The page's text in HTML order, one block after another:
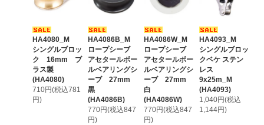
HA4080_M
シングルブロッ
ク 16mm ブ
ラス製
(HA4080)
710円(税込781
円)
HA4086B_M
ロープシーブ
アセタールボー
ルベアリングシ
ーブ 27mm
黒
(HA4086B)
770円(税込847
円)
HA4086W_M
ロープシーブ
アセタールボー
ルベアリングシ
ーブ 27mm
白
(HA4086W)
770円(税込847
円)
HA4093_M
シングルブロッ
クベケ ステン
レス
9x25m_M
(HA4093)
1,040円(税込
1,144円)